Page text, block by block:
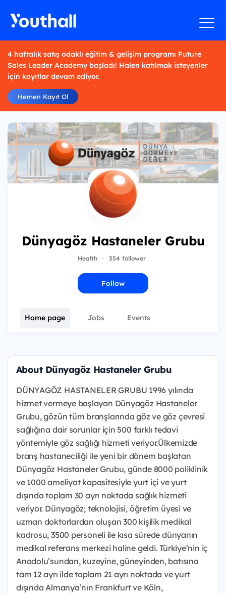
4 haftalık satış odaklı eğitim & gelişim programı Future
Sales Leader Academy başladı! Halen katılmak isteyenler
için kayıtlar devam ediyor.
Hemen Kayıt Ol
Dünyagöz Hastaneler Grubu
Health · 354 follower
Follow
Home page Jobs Events
About Dünyagöz Hastaneler Grubu
DÜNYAGÖZ HASTANELER GRUBU 1996 yılında
hizmet vermeye başlayan Dünyagöz Hastaneler
Grubu, gözün tüm branşlarında göz ve göz çevresi
sağlığına dair sorunlar için 500 farklı tedavi
yöntemiyle göz sağlığı hizmeti veriyor.Ülkemizde
branş hastaneciliği ile yeni bir dönem başlatan
Dünyagöz Hastaneler Grubu, günde 8000 poliklinik
ve 1000 ameliyat kapasitesiyle yurt içi ve yurt
dışında toplam 30 ayrı noktada sağlık hizmeti
veriyor. Dünyagöz; teknolojisi, öğretim üyesi ve
uzman doktorlardan oluşan 300 kişilik medikal
kadrosu, 3500 personeli ile kısa sürede dünyanın
medikal referans merkezi haline geldi. Türkiye’nin iç
Anadolu’sundan, kuzeyine, güneyinden, batısına
tam 12 ayrı ilde toplam 21 ayrı noktada ve yurt
dışında Almanya’nın Frankfurt ve Köln,